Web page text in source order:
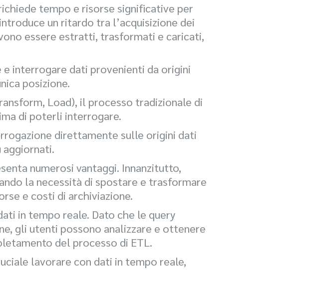
tempo e risorse significative per
un ritardo tra l’acquisizione dei
essere estratti, trasformati e caricati,
e interrogare dati provenienti da origini
posizione.
Load), il processo tradizionale di
di poterli interrogare.
direttamente sulle origini dati
aggiornati.
numerosi vantaggi. Innanzitutto,
la necessità di spostare e trasformare
e costi di archiviazione.
in tempo reale. Dato che le query
gli utenti possono analizzare e ottenere
del processo di ETL.
lavorare con dati in tempo reale,